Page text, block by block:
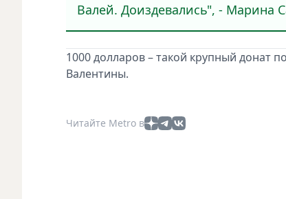
Валей. Доиздевались", - Марина
1000 долларов – такой крупный донат
Валентины.
Читайте Metro в